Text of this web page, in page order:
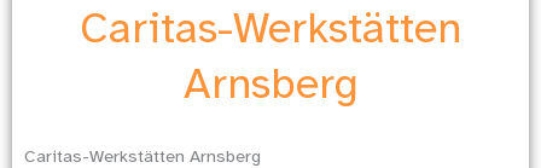
Caritas-Werkstätten
Arnsberg
Caritas-Werkstätten Arnsberg